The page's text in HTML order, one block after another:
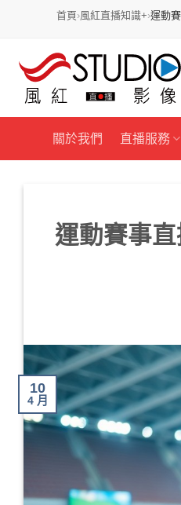
首頁›風紅直播知識+›運動
關於我們 直播服務
運動賽事
10
4 月